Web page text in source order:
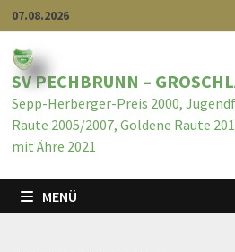
07.08.2026
SV PECHBRUNN –
Sepp-Herberger-Preis 2000,
Raute 2005/2007, Goldene Raute
mit Ähre 2021
MENÜ